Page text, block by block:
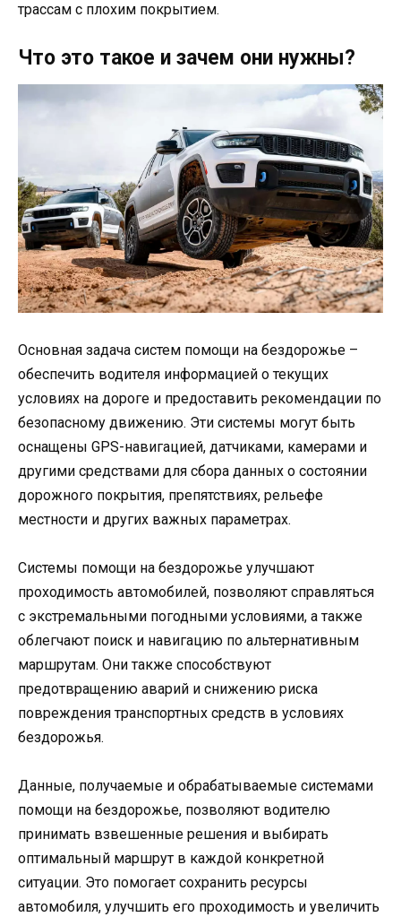
трассам с плохим покрытием.
Что это такое и зачем они нужны?
Основная задача систем помощи на бездорожье –
обеспечить водителя информацией о текущих
условиях на дороге и предоставить рекомендации по
безопасному движению. Эти системы могут быть
оснащены GPS-навигацией, датчиками, камерами и
другими средствами для сбора данных о состоянии
дорожного покрытия, препятствиях, рельефе
местности и других важных параметрах.
Системы помощи на бездорожье улучшают
проходимость автомобилей, позволяют справляться
с экстремальными погодными условиями, а также
облегчают поиск и навигацию по альтернативным
маршрутам. Они также способствуют
предотвращению аварий и снижению риска
повреждения транспортных средств в условиях
бездорожья.
Данные, получаемые и обрабатываемые системами
помощи на бездорожье, позволяют водителю
принимать взвешенные решения и выбирать
оптимальный маршрут в каждой конкретной
ситуации. Это помогает сохранить ресурсы
автомобиля, улучшить его проходимость и увеличить